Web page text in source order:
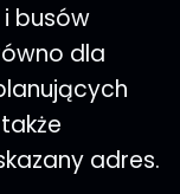
busów
dla
adres.